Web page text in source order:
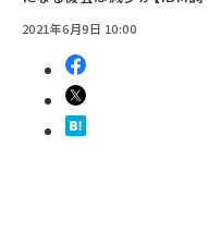
2021年6月9日 10:00